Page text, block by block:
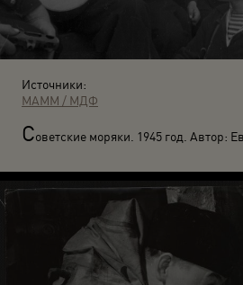
Источники:
МАММ / МДФ
Советские моряки. 1945 год. Автор: